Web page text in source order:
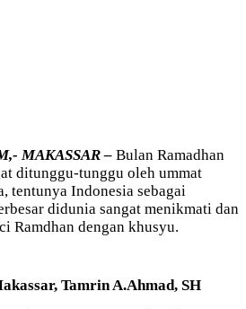
MAKASSAR – Bulan Ramadhan
ditunggu-tunggu oleh ummat
tentunya Indonesia sebagai
didunia sangat menikmati dan
Ramdhan dengan khusyu.
Tamrin A.Ahmad, SH